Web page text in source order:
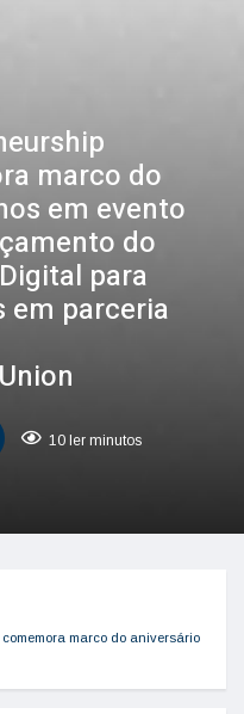
marco do
em evento
do
para
em parceria
10 ler minutos
comemora marco do aniversário